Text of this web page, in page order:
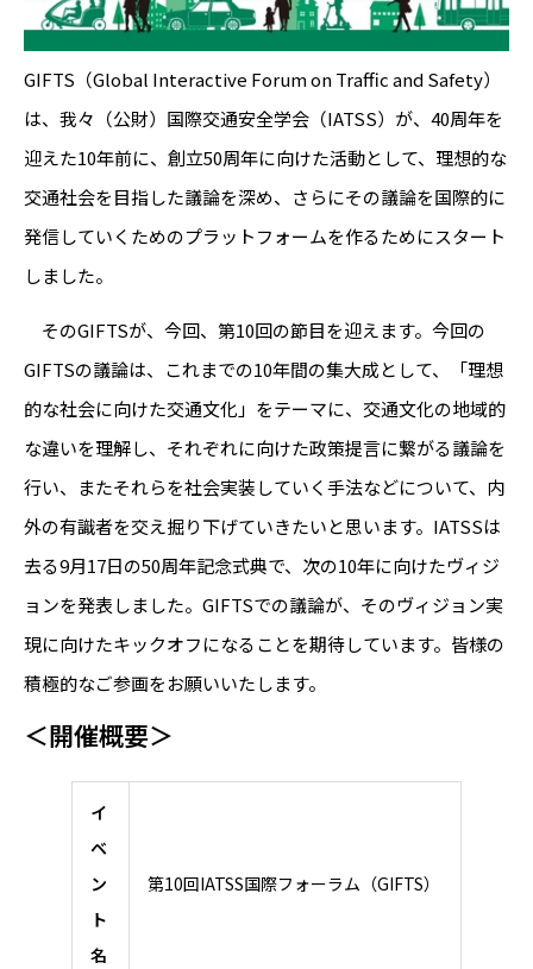
GIFTS（Global Interactive Forum on Traffic and Safety）
は、我々（公財）国際交通安全学会（IATSS）が、40周年を
迎えた10年前に、創立50周年に向けた活動として、理想的な
交通社会を目指した議論を深め、さらにその議論を国際的に
発信していくためのプラットフォームを作るためにスタート
しました。
そのGIFTSが、今回、第10回の節目を迎えます。今回の
GIFTSの議論は、これまでの10年間の集大成として、「理想
的な社会に向けた交通文化」をテーマに、交通文化の地域的
な違いを理解し、それぞれに向けた政策提言に繋がる議論を
行い、またそれらを社会実装していく手法などについて、内
外の有識者を交え掘り下げていきたいと思います。IATSSは
去る9月17日の50周年記念式典で、次の10年に向けたヴィジ
ョンを発表しました。GIFTSでの議論が、そのヴィジョン実
現に向けたキックオフになることを期待しています。皆様の
積極的なご参画をお願いいたします。
＜開催概要＞
イ
ベ
ン
ト
名
第10回IATSS国際フォーラム（GIFTS）